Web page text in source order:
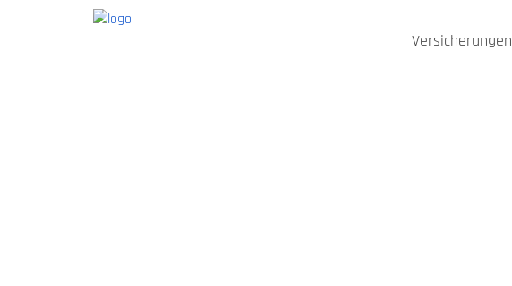
Versicherungen